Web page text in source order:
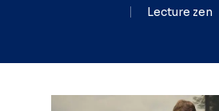
Lecture zen